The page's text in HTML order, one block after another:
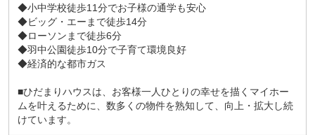
◆小中学校徒歩11分でお子様の通学も安心
◆ビッグ・エーまで徒歩14分
◆ローソンまで徒歩6分
◆羽中公園徒歩10分で子育て環境良好
◆経済的な都市ガス
■ひだまりハウスは、お客様一人ひとりの幸せを描くマイホー
ムを叶えるために、数多くの物件を熟知して、向上・拡大し続
けています。